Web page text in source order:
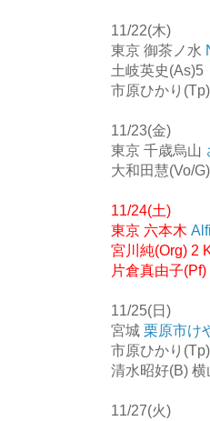
11/22(木)
東京 御茶ノ水
土岐英史(As)5
市原ひかり
11/23(金)
東京 千歳烏山
大和田慧(Vo/
11/24(土)
東京 六本木
宮川純(Org) 2
片倉真由子
11/25(日)
宮城 栗原市け
市原ひかり
清水昭好(B)
11/27(火)